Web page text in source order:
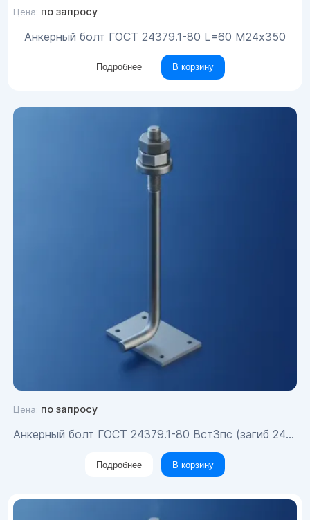
Цена: по запросу
Анкерный болт ГОСТ 24379.1-80 L=60 М24х350
Подробнее В корзину
Цена: по запросу
Анкерный болт ГОСТ 24379.1-80 Вст3пс (загиб 240) М24х590
Подробнее В корзину